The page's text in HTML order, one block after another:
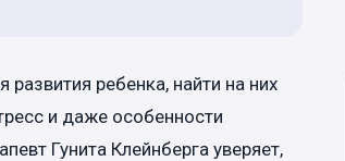
ребенка, найти на них
и даже особенности
Гунита Клейнберга уверяет,